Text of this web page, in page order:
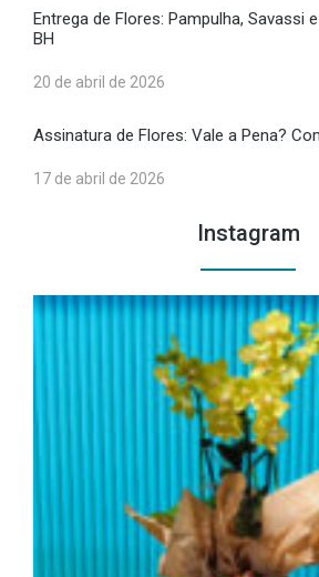
Entrega de Flores: Pampulha, Savassi
BH
20 de abril de 2026
Assinatura de Flores: Vale a Pena?
17 de abril de 2026
Instagram